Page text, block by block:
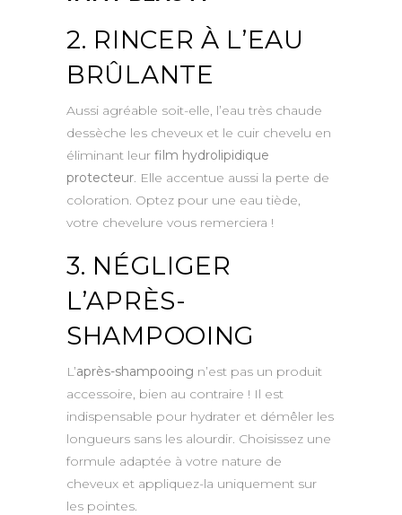
2. RINCER À L’EAU
BRÛLANTE
Aussi agréable soit-elle, l’eau très chaude
dessèche les cheveux et le cuir chevelu en
éliminant leur film hydrolipidique
protecteur. Elle accentue aussi la perte de
coloration. Optez pour une eau tiède,
votre chevelure vous remerciera !
3. NÉGLIGER
L’APRÈS-
SHAMPOOING
L’après-shampooing n’est pas un produit
accessoire, bien au contraire ! Il est
indispensable pour hydrater et démêler les
longueurs sans les alourdir. Choisissez une
formule adaptée à votre nature de
cheveux et appliquez-la uniquement sur
les pointes.